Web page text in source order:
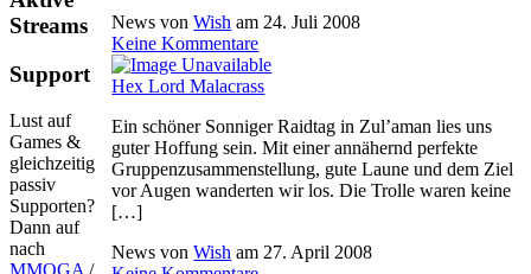
News vonWish am 24. Juli 2008
Keine Kommentare
Hex Lord Malacrass
Ein schöner Sonniger Raidtag in Zul’aman lies uns
guter Hoffung sein. Mit einer annähernd perfekte
Gruppenzusammenstellung, gute Laune und dem Ziel
vor Augen wanderten wir los. Die Trolle waren keine
[…]
News vonWish am 27. April 2008
Streams
Support
Lust auf
Games &
gleichzeitig
passiv
Supporten?
Dann auf
nach
MMOGA /